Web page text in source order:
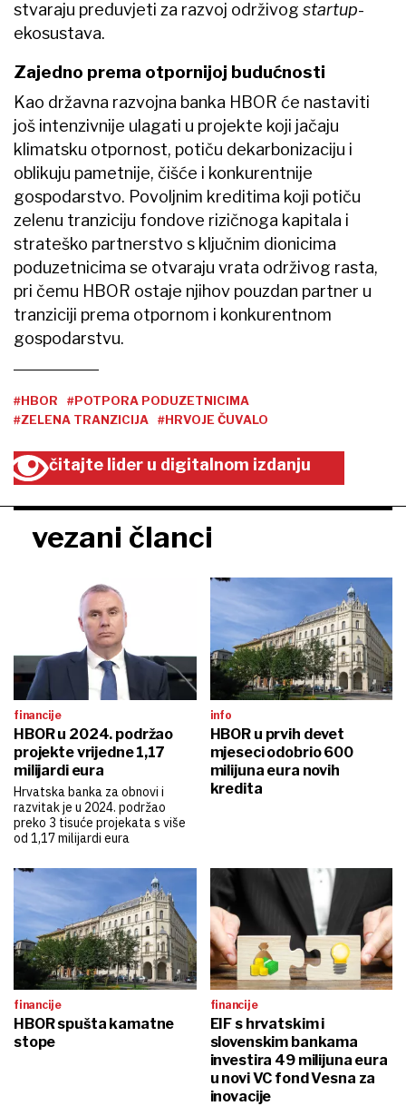
stvaraju preduvjeti za razvoj održivog startup-
ekosustava.
Zajedno prema otpornijoj budućnosti
Kao državna razvojna banka HBOR će nastaviti
još intenzivnije ulagati u projekte koji jačaju
klimatsku otpornost, potiču dekarbonizaciju i
oblikuju pametnije, čišće i konkurentnije
gospodarstvo. Povoljnim kreditima koji potiču
zelenu tranziciju fondove rizičnoga kapitala i
strateško partnerstvo s ključnim dionicima
poduzetnicima se otvaraju vrata održivog rasta,
pri čemu HBOR ostaje njihov pouzdan partner u
tranziciji prema otpornom i konkurentnom
gospodarstvu.
#HBOR
#POTPORA PODUZETNICIMA
#ZELENA TRANZICIJA
#HRVOJE ČUVALO
čitajte lider u digitalnom izdanju
vezani članci
financije
HBOR u 2024. podržao
projekte vrijedne 1,17
milijardi eura
Hrvatska banka za obnovi i
razvitak je u 2024. podržao
preko 3 tisuće projekata s više
od 1,17 milijardi eura
info
HBOR u prvih devet
mjeseci odobrio 600
milijuna eura novih
kredita
financije
HBOR spušta kamatne
stope
financije
EIF s hrvatskim i
slovenskim bankama
investira 49 milijuna eura
u novi VC fond Vesna za
inovacije